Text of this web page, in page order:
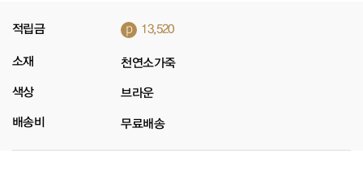
적립금 p 13,520
소재 천연소가죽
색상 브라운
배송비 무료배송